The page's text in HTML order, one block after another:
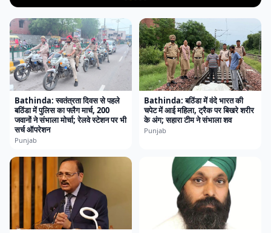
Bathinda: स्वतंत्रता दिवस से पहले
बठिंडा में पुलिस का फ्लैग मार्च, 200
जवानों ने संभाला मोर्चा; रेलवे स्टेशन पर भी
सर्च ऑपरेशन
Punjab
Bathinda: बठिंडा में वंदे भारत की
चपेट में आई महिला, ट्रैक पर बिखरे शरीर
के अंग; सहारा टीम ने संभाला शव
Punjab